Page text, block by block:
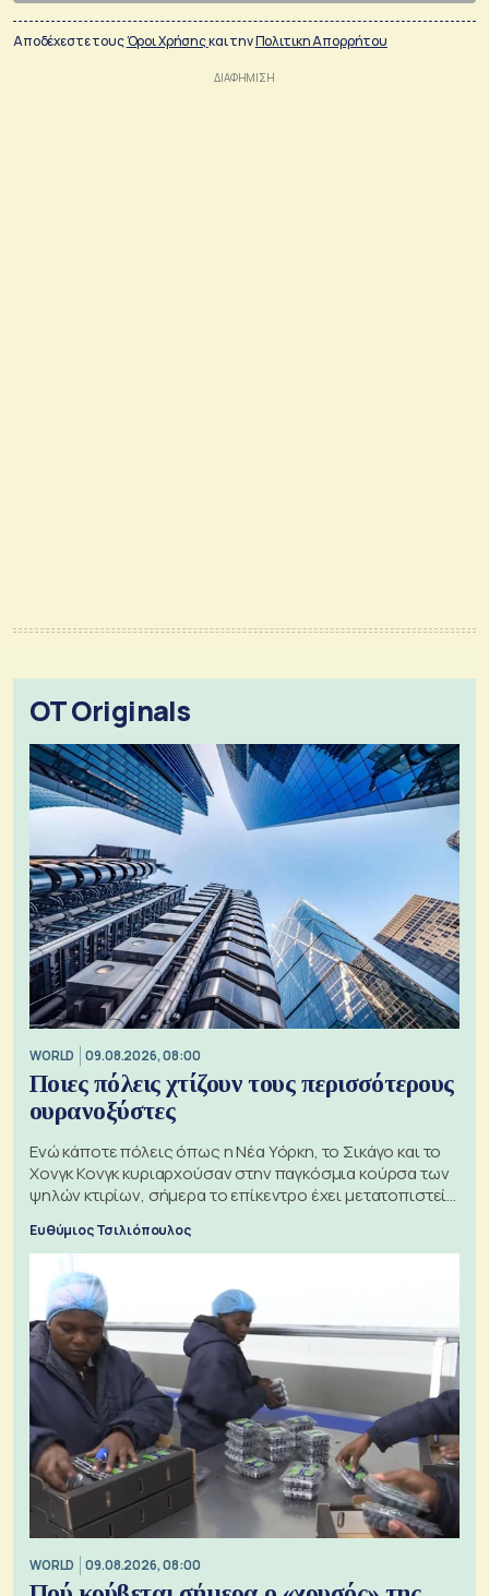
Αποδέχεστε τουςΌροι Χρήσηςκαι τηνΠολιτικη Απορρήτου
OT Originals
WORLD 09.08.2026, 08:00
Ποιες πόλεις χτίζουν τους περισσότερους
ουρανοξύστες
Ενώ κάποτε πόλεις όπως η Νέα Υόρκη, το Σικάγο και το
Χονγκ Κονγκ κυριαρχούσαν στην παγκόσμια κούρσα των
ψηλών κτιρίων, σήμερα το επίκεντρο έχει μετατοπιστεί
προς την Ασία
Ευθύμιος Τσιλιόπουλος
WORLD 09.08.2026, 08:00